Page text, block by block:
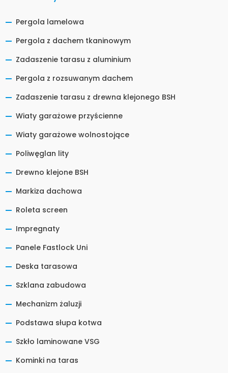
Pergola lamelowa
Pergola z dachem tkaninowym
Zadaszenie tarasu z aluminium
Pergola z rozsuwanym dachem
Zadaszenie tarasu z drewna klejonego BSH
Wiaty garażowe przyścienne
Wiaty garażowe wolnostojące
Poliwęglan lity
Drewno klejone BSH
Markiza dachowa
Roleta screen
Impregnaty
Panele Fastlock Uni
Deska tarasowa
Szklana zabudowa
Mechanizm żaluzji
Podstawa słupa kotwa
Szkło laminowane VSG
Kominki na taras